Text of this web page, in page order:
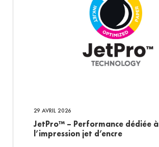
29 AVRIL 2026
JetPro™ – Performance dédiée à
l’impression jet d’encre